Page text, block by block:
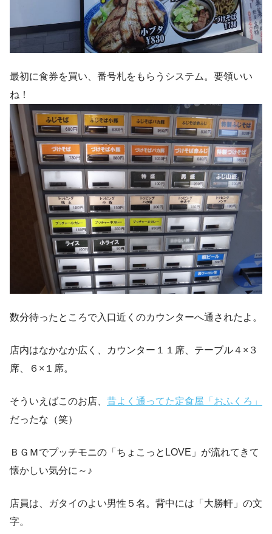
最初に食券を買い、番号札をもらうシステム。要領いい
ね！
数分待ったところで入口近くのカウンターへ通されたよ。
店内はなかなか広く、カウンター１１席、テーブル４×３
席、６×１席。
そういえばこのお店、 昔よく通ってた定食屋「おふくろ」
だったな（笑）
ＢＧＭでプッチモニの「ちょこっとLOVE」が流れてきて
懐かしい気分に～♪
店員は、ガタイのよい男性５名。背中には「大勝軒」の文
字。